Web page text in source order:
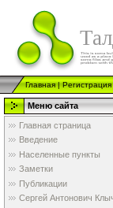
Главная|Регистрация
Меню сайта
Главная страница
Введение
Населенные пункты
Заметки
Публикации
Сергей Антонович